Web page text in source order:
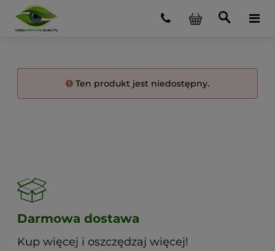
Ten produkt jest niedostępny.
Darmowa dostawa
Kup więcej i oszczędzaj więcej!